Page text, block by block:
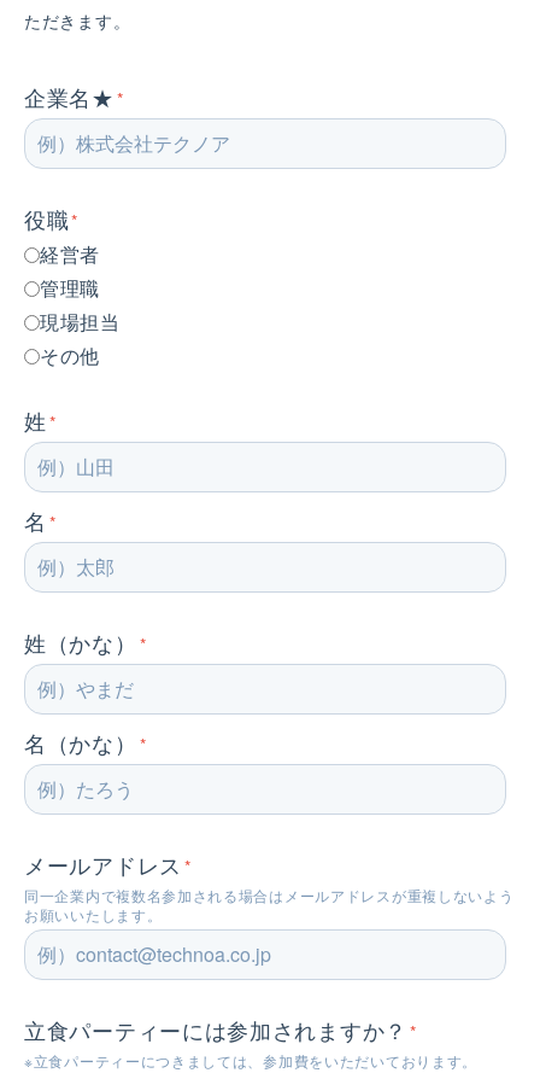
ただきます。
企業名★ *
役職*
経営者
管理職
現場担当
その他
姓 *
名 *
姓（かな） *
名（かな） *
メールアドレス *
同一企業内で複数名参加される場合はメールアドレスが重複しないよう
お願いいたします。
立食パーティーには参加されますか？ *
※立食パーティーにつきましては、参加費をいただいております。